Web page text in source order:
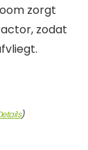
zorgt
zodat
)